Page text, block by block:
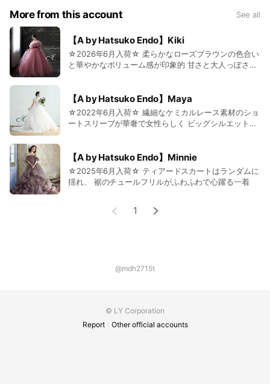
More from this account See all
【A by Hatsuko Endo】Kiki
☆2026年6月入荷☆ 柔らかなローズブラウンの色合い
と華やかなボリューム感が印象的 甘さと大人っぽさを
【A by Hatsuko Endo】Maya
☆2022年6月入荷☆ 繊細なケミカルレース素材のショ
ートスリーブが華奢で女性らしく ビッグシルエットの
【A by Hatsuko Endo】Minnie
☆2025年6月入荷☆ ティアードスカートはランダムに
揺れ、 裾のチュールフリルがふわふわで心躍る一着
1
@mdh2715t
© LY Corporation
Report
Other official accounts